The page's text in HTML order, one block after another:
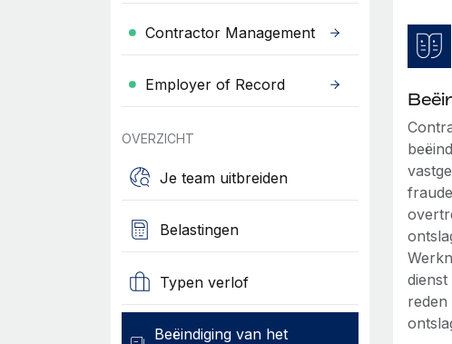
Contractor Management
Employer of Record
OVERZICHT
Je team uitbreiden
Belastingen
Typen verlof
Beëindiging van het